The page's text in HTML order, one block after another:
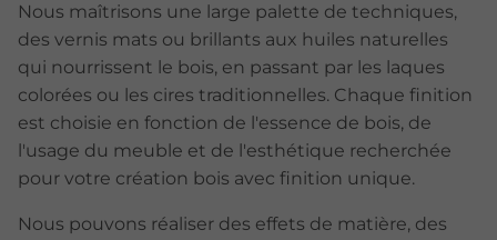
Nous maîtrisons une large palette de techniques,
des vernis mats ou brillants aux huiles naturelles
qui nourrissent le bois, en passant par les laques
colorées ou les cires traditionnelles. Chaque finition
est choisie en fonction de l'essence de bois, de
l'usage du meuble et de l'esthétique recherchée
pour votre création bois avec finition unique.
Nous pouvons réaliser des effets de matière, des